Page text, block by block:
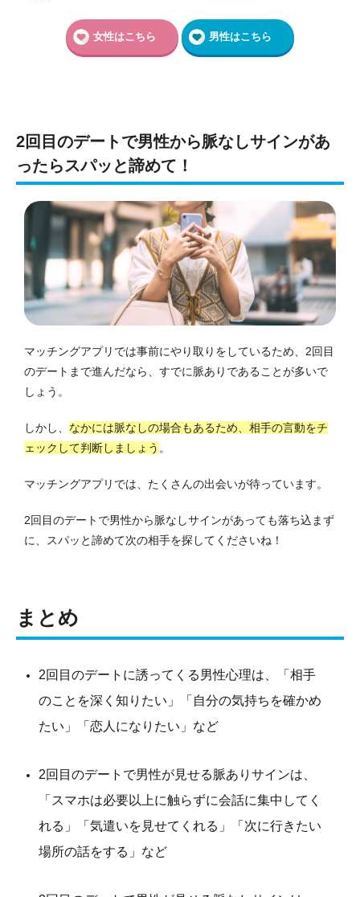
女性はこちら 男性はこちら
2回目のデートで男性から脈なしサインがあ
ったらスパッと諦めて！
マッチングアプリでは事前にやり取りをしているため、2回目
のデートまで進んだなら、すでに脈ありであることが多いで
しょう。
しかし、 なかには脈なしの場合もあるため、相手の言動をチ
ェックして判断しましょう 。
マッチングアプリでは、たくさんの出会いが待っています。
2回目のデートで男性から脈なしサインがあっても落ち込まず
に、スパッと諦めて次の相手を探してくださいね！
まとめ
2回目のデートに誘ってくる男性心理は、「相手
のことを深く知りたい」「自分の気持ちを確かめ
たい」「恋人になりたい」など
2回目のデートで男性が見せる脈ありサインは、
「スマホは必要以上に触らずに会話に集中してく
れる」「気遣いを見せてくれる」「次に行きたい
場所の話をする」など